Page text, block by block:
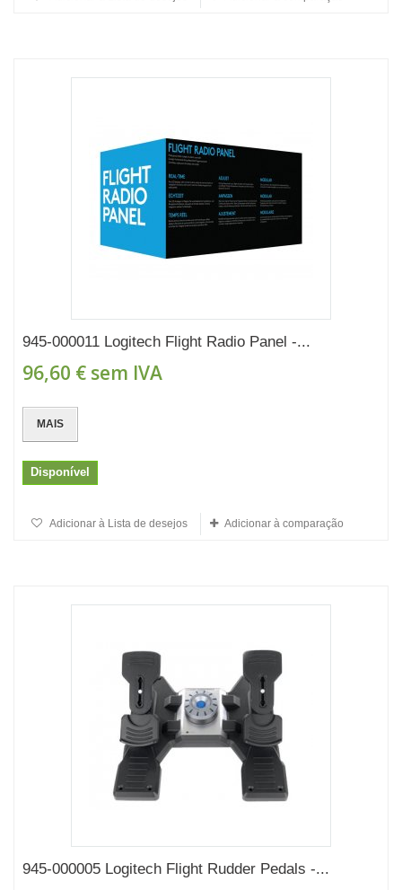
945-000011 Logitech Flight Radio Panel -...
96,60 € sem IVA
MAIS
Disponível
Adicionar à Lista de desejos Adicionar à comparação
945-000005 Logitech Flight Rudder Pedals -...